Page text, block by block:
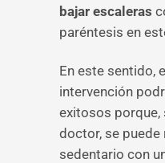
bajar escaleras
paréntesis en
En este sentido,
intervención
exitosos porque,
doctor, se
sedentario con